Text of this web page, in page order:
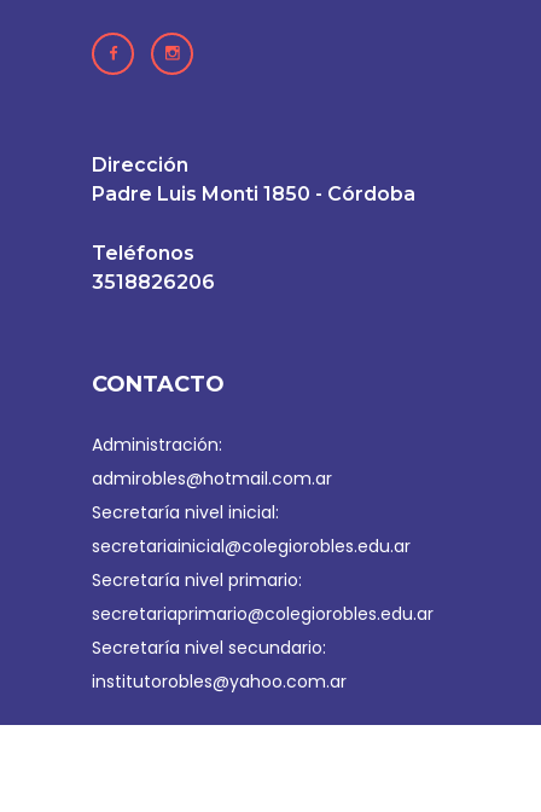
Dirección
Padre Luis Monti 1850 - Córdoba
Teléfonos
3518826206
CONTACTO
Administración:
admirobles@hotmail.com.ar
Secretaría nivel inicial:
secretariainicial@colegiorobles.edu.ar
Secretaría nivel primario:
secretariaprimario@colegiorobles.edu.ar
Secretaría nivel secundario:
institutorobles@yahoo.com.ar